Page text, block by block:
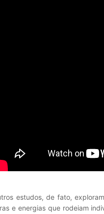
estudos, de fato,
e energias que rodeiam